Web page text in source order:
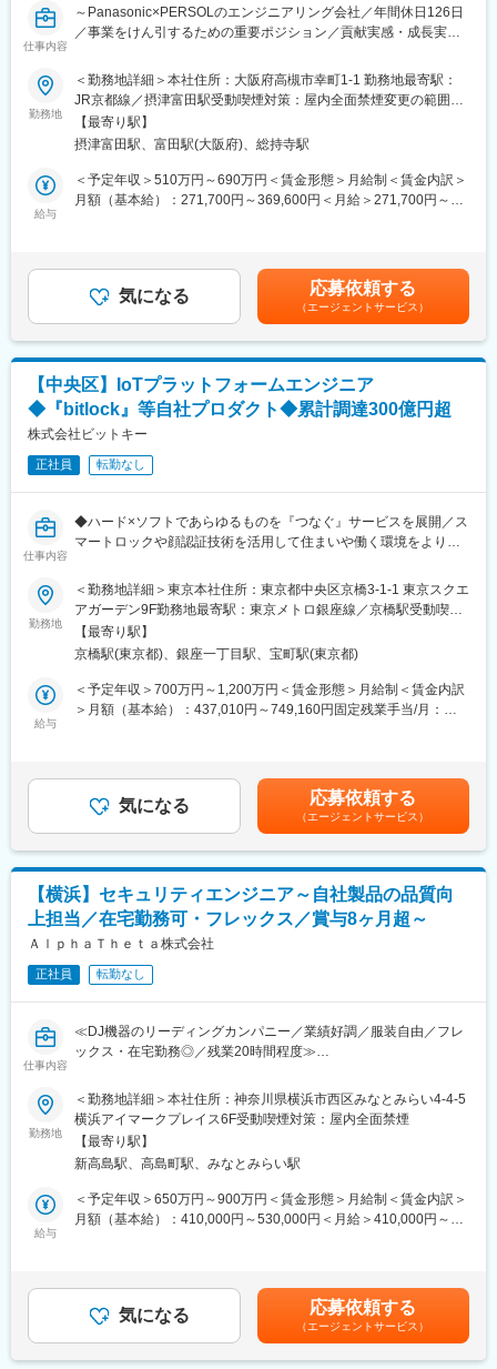
献できる
・アプリケーションの開発・実装 も可能
・商品開発の一連の流れを経験できる
・組込ソフトウェア開発の上位から下位層まで、AV家電ソフト開
発のすべてを習得できる
◇ハイレベルなチームで切磋琢磨し、成長できる！
トップエンジニアと先端かつ幅広い技術に挑戦！
◇店頭に並ぶ商品開発に携われる！
約7割の案件がパナソニック商品の開発！ 世界品質の商品開発
で、IT全盛における確固たる技術力の獲得が可能。
◇学ぶ・挑戦できる環境が充実！
変更の範囲：会社が定める職種（出向を命じることがあり、その
場合は出向先の定める職種）
仕事内容
～Panasonic×PERSOLのエンジニアリング会社／年間休日126日
／事業をけん引するための重要ポジション／貢献実感・成長実感
当社はAI、IoT、クラウド、アプリや電気・機構などソフト・ハー
ドの知見を持っており、数多くのお客様の案件を扱っておりま
す。
◇取引先例：（製造業）電機メーカー/自動車部品メーカー/日用品
メーカー/計測・放送機器メーカーなど（IT業界）情報・通信会社
など（研究機関）自動運転技術研究企業など
ュリティ対策を担当いただきます。当ポジションでは、ソフトウ
ェアの脆弱性評価、暗号化、セキュアブートなどを担当し、要件
定義・基本設計・詳細設計・設計レビュー、実装、評価を担当。
・冷蔵庫カメラ開発
・ケーブルテレビ向けセットトップボックス(STB) 受信機開発
・蓄電システムのIoT化（ハード/クラウド部門との連携開発）
■魅力
・最先端の技術で生活を便利にする仕事
献できる
・アプリケーションの開発・実装 も可能
・商品開発の一連の流れを経験できる
・組込ソフトウェア開発の上位から下位層まで、AV家電ソフト開
発のすべてを習得できる
◇ハイレベルなチームで切磋琢磨し、成長できる！
トップエンジニアと先端かつ幅広い技術に挑戦！
◇店頭に並ぶ商品開発に携われる！
約7割の案件がパナソニック商品の開発！ 世界品質の商品開発
で、IT全盛における確固たる技術力の獲得が可能。
◇学ぶ・挑戦できる環境が充実！
変更の範囲：会社が定める職種（出向を命じることがあり、その
場合は出向先の定める職種）
勤務地
＜勤務地詳細＞本社住所：大阪府高槻市幸町1-1 勤務地最寄駅：
JR京都線／摂津富田駅受動喫煙対策：屋内全面禁煙変更の範囲：
会社の定める事業所
【最寄り駅】
摂津富田駅、富田駅(大阪府)、総持寺駅
給与
＜予定年収＞510万円～690万円＜賃金形態＞月給制＜賃金内訳＞
月額（基本給）：271,700円～369,600円＜月給＞271,700円～
気になる 応募依頼する
（エージェントサービス）
【中央区】IoTプラットフォームエンジニア
◆『bitlock』等自社プロダクト◆累計調達300億円超
株式会社ビットキー
正社員 転勤なし
仕事内容
◆ハード×ソフトであらゆるものを『つなぐ』サービスを展開／ス
マートロックや顔認証技術を活用して住まいや働く環境をより便
■業務内容：
・AWSのサービスを使ったIoTデバイス機器のマネージメント、基
盤構築、監視運用（AWS IoTをベースにしたIoT基盤の設計や開発
／各種AWSサーバーレスサービスを用いたIoT連携機能の設計や開
発）
・workhub・homehubのIoTデバイス関連機能の企画・開発や連携
機能の設計や開発
・顧客導入サポート・運用保守
・新規IoTデバイスのPoC
リング
・マルチクラウドおよびオンプレも跨った複数環境下におけるオ
ブザーバビリティ向上
・IoT関連の新技術のプロトタイピング
・チーム人数は3名で、IoTレイヤーの設計や開発、運用までを対
応しています（変動はあるが2週間=1スプリントとして開発～リ
・必要に応じて特定プロダクトのフロントエンドの開発も行いま
す
・独自開発の教育コンテンツが存在し、チームジョイン後1-2ヶ月
はそのコンテンツによるスキルアップフェーズになります
■当ポジションの魅力：
・物理レイヤーからクラウド、セキュリティなどの上位レイヤー
・魅力的な新技術があればすぐに試して実戦投入できるスピード
感です
勤務地
＜勤務地詳細＞東京本社住所：東京都中央区京橋3-1-1 東京スクエ
アガーデン9F勤務地最寄駅：東京メトロ銀座線／京橋駅受動喫煙
対策：屋内全面禁煙
【最寄り駅】
京橋駅(東京都)、銀座一丁目駅、宝町駅(東京都)
給与
＜予定年収＞700万円～1,200万円＜賃金形態＞月給制＜賃金内訳
＞月額（基本給）：437,010円～749,160円固定残業手当/月：
経験・能力を考慮し、当社規定のグレードごとの給与レンジに応
じて決定※給与改訂は原則年2回※評価制度の社内公開あり賃金は
あくまでも目安の金額であり、選考を通じて上下する可能性があ
ります。月給(月額)は固定手当を含めた表記です。
気になる 応募依頼する
（エージェントサービス）
【横浜】セキュリティエンジニア～自社製品の品質向
上担当／在宅勤務可・フレックス／賞与8ヶ月超～
ＡｌｐｈａＴｈｅｔａ株式会社
正社員 転勤なし
仕事内容
≪DJ機器のリーディングカンパニー／業績好調／服装自由／フレ
ックス・在宅勤務◎／残業20時間程度≫
■業務概要：
当社ソフトウェア品質保証部門で、自社で設計・製造・販売して
いるソフトウェア全般の品質向上に向けた活動の一環として、主
にセキュリティ関連業務業務をご担当いただきます。
■業務詳細：
・製品セキュリティポリシー、プロセス、標準の策定および更新
・製品やサービスにおけるセキュリティリスクの評価・分析およ
・セキュリティテスト（脆弱性スキャン、ペネトレーションテス
トなど）の実施
・開発チームおよび運用チームへのセキュリティ教育およびトレ
勤務地
＜勤務地詳細＞本社住所：神奈川県横浜市西区みなとみらい4-4-5
横浜アイマークプレイス6F受動喫煙対策：屋内全面禁煙
【最寄り駅】
新高島駅、高島町駅、みなとみらい駅
給与
＜予定年収＞650万円～900万円＜賃金形態＞月給制＜賃金内訳＞
月額（基本給）：410,000円～530,000円＜月給＞410,000円～
であり、選考を通じて上下する可能性があります。月給(月額)は固
定手当を含めた表記です。
気になる 応募依頼する
（エージェントサービス）